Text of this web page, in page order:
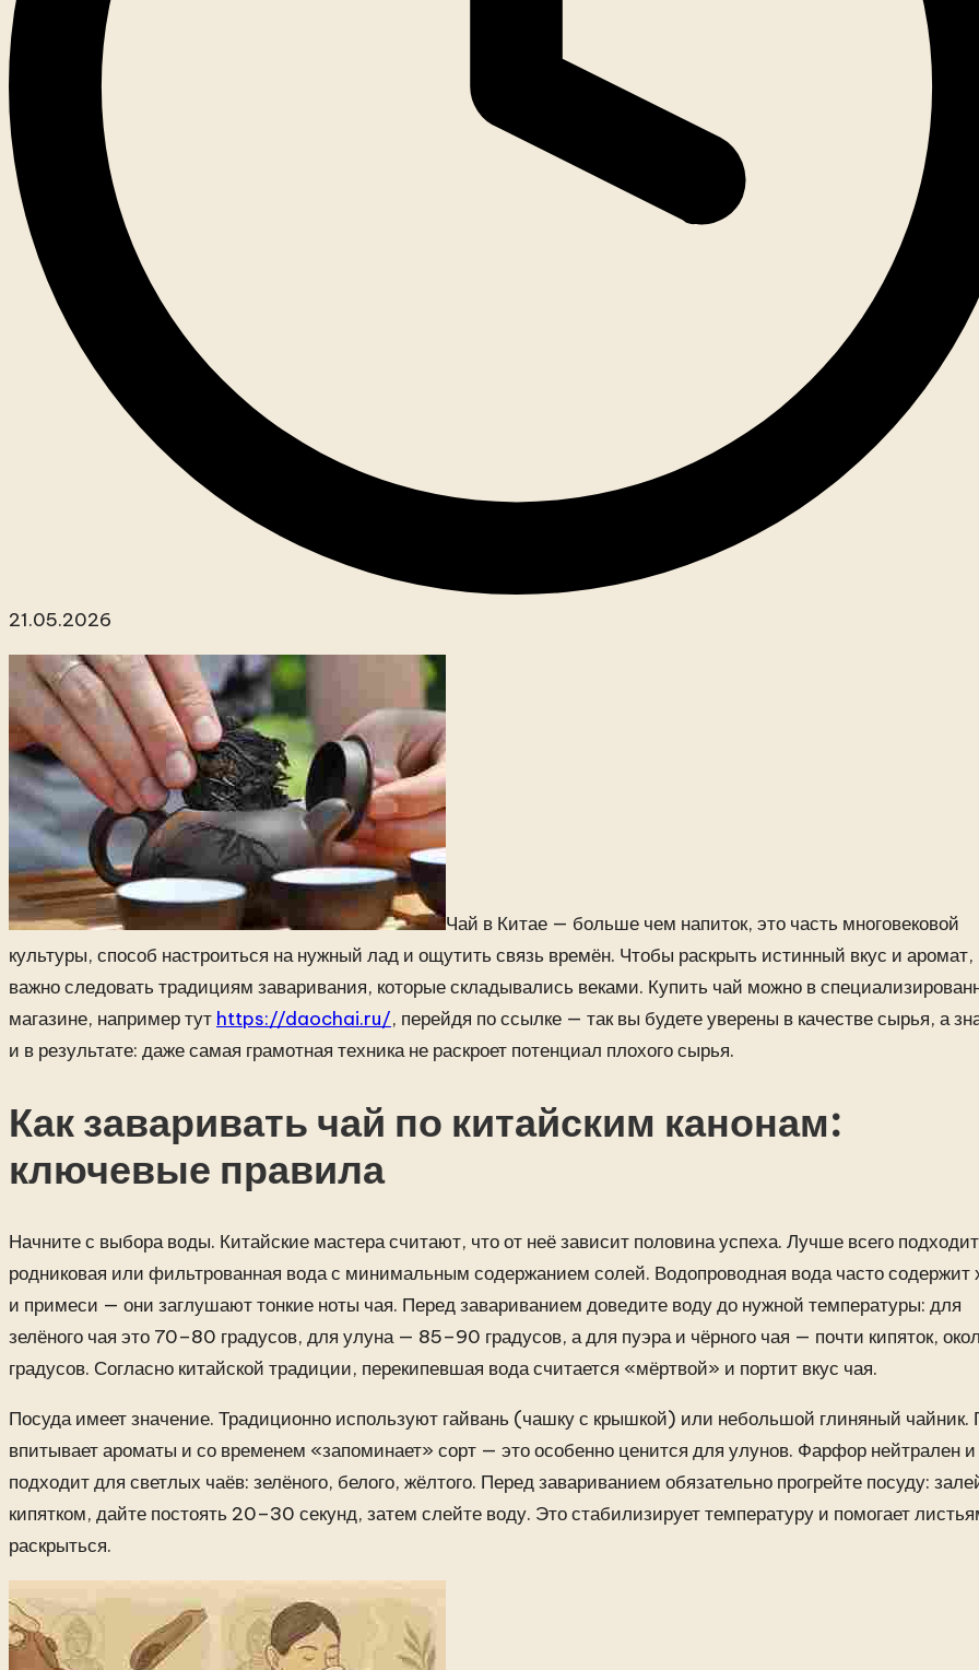
21.05.2026
Чай в Китае — больше чем напиток, это часть многовековой
культуры, способ настроиться на нужный лад и ощутить связь времён. Чтобы раскрыть истинный вкус и аромат,
важно следовать традициям заваривания, которые складывались веками. Купить чай можно в
магазине, например тут https://daochai.ru/, перейдя по ссылке — так вы будете уверены в качестве сырья, а
и в результате: даже самая грамотная техника не раскроет потенциал плохого сырья.
Как заваривать чай по китайским канонам:
ключевые правила
Начните с выбора воды. Китайские мастера считают, что от неё зависит половина успеха. Лучше всего подходит
родниковая или фильтрованная вода с минимальным содержанием солей. Водопроводная вода часто содержит
и примеси — они заглушают тонкие ноты чая. Перед завариванием доведите воду до нужной температуры: для
зелёного чая это 70–80 градусов, для улуна — 85–90 градусов, а для пуэра и чёрного чая — почти кипяток,
градусов. Согласно китайской традиции, перекипевшая вода считается «мёртвой» и портит вкус чая.
Посуда имеет значение. Традиционно используют гайвань (чашку с крышкой) или небольшой глиняный чайник.
впитывает ароматы и со временем «запоминает» сорт — это особенно ценится для улунов. Фарфор нейтрален и
подходит для светлых чаёв: зелёного, белого, жёлтого. Перед завариванием обязательно прогрейте посуду:
кипятком, дайте постоять 20–30 секунд, затем слейте воду. Это стабилизирует температуру и помогает
раскрыться.